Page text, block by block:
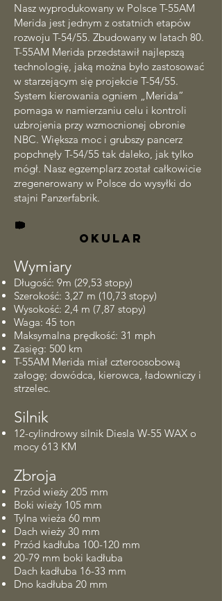
Nasz wyprodukowany w Polsce T-55AM
Merida jest jednym z ostatnich etapów
rozwoju T-54/55. Zbudowany w latach 80.
T-55AM Merida przedstawił najlepszą
technologię, jaką można było zastosować
w starzejącym się projekcie T-54/55.
System kierowania ogniem „Merida”
pomaga w namierzaniu celu i kontroli
uzbrojenia przy wzmocnionej obronie
NBC. Większa moc i grubszy pancerz
popchnęły T-54/55 tak daleko, jak tylko
mógł. Nasz egzemplarz został całkowicie
zregenerowany w Polsce do wysyłki do
stajni Panzerfabrik.
OKULAR
Wymiary
Długość: 9m (29,53 stopy)
Szerokość: 3,27 m (10,73 stopy)
Wysokość: 2,4 m (7,87 stopy)
Waga: 45 ton
Maksymalna prędkość: 31 mph
Zasięg: 500 km
T-55AM Merida miał czteroosobową
załogę; dowódca, kierowca, ładowniczy i
strzelec.
Silnik
12-cylindrowy silnik Diesla W-55 WAX o
mocy 613 KM
Zbroja
Przód wieży 205 mm
Boki wieży 105 mm
Tylna wieża 60 mm
Dach wieży 30 mm
Przód kadłuba 100-120 mm
20-79 mm boki kadłuba
Dach kadłuba 16-33 mm
Dno kadłuba 20 mm